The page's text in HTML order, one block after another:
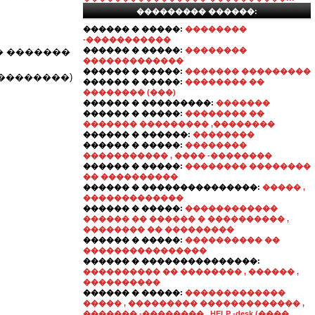
�������
��������� ������:
������ � �����: ��������
-�����������
������ � �����: ��������
�������������
������ � �����: ������� ���������
������ � �����: �������� ��
�������� (���)
������ � ���������: �������
������ � �����: �������� ��
������� ��������� ,��������
������ � ������: ��������
������ � �����: ��������
����������� , ���� -��������
������ � �����: �������� ��������
�� ����������
������ � ���������������: ����� ,
�������������
������ � �����: ������������
������ �� ������ � ���������� ,
�������� �� ���������
������ � �����: ���������� ��
����������������
������ � ���������������:
���������� �� �������� , ������ ,
����������
������ � �����: �������������
����� , ��������� ������������� ,